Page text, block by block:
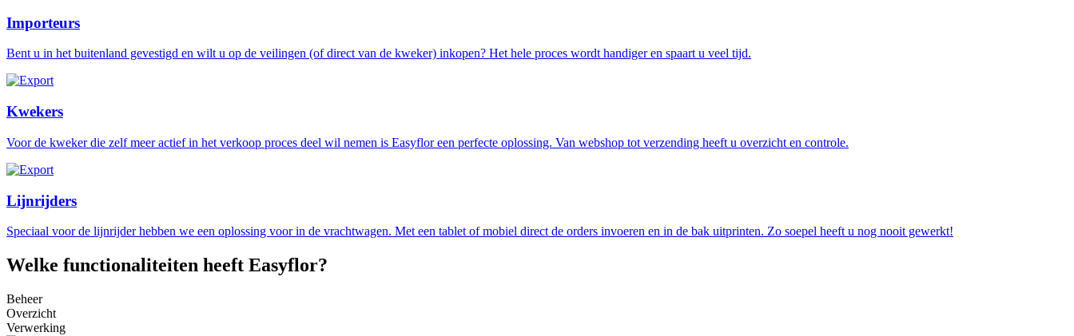
Importeurs
Bent u in het buitenland gevestigd en wilt u op de veilingen (of direct van de kweker) inkopen? Het hele proces wordt handiger en spaart u veel tijd.
Kwekers
Voor de kweker die zelf meer actief in het verkoop proces deel wil nemen is Easyflor een perfecte oplossing. Van webshop tot verzending heeft u overzicht en controle.
Lijnrijders
Speciaal voor de lijnrijder hebben we een oplossing voor in de vrachtwagen. Met een tablet of mobiel direct de orders invoeren en in de bak uitprinten. Zo soepel heeft u nog nooit gewerkt!
Welke functionaliteiten heeft Easyflor?
Beheer
Overzicht
Verwerking